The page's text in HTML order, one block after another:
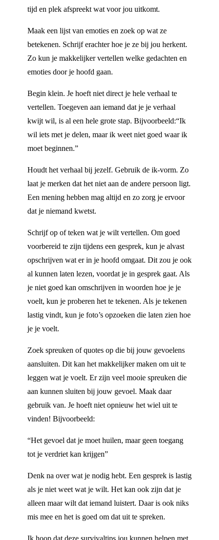
tijd en plek afspreekt wat voor jou uitkomt.
Maak een lijst van emoties en zoek op wat ze
betekenen. Schrijf erachter hoe je ze bij jou herkent.
Zo kun je makkelijker vertellen welke gedachten en
emoties door je hoofd gaan.
Begin klein. Je hoeft niet direct je hele verhaal te
vertellen. Toegeven aan iemand dat je je verhaal
kwijt wil, is al een hele grote stap. Bijvoorbeeld:“Ik
wil iets met je delen, maar ik weet niet goed waar ik
moet beginnen.”
Houdt het verhaal bij jezelf. Gebruik de ik-vorm. Zo
laat je merken dat het niet aan de andere persoon ligt.
Een mening hebben mag altijd en zo zorg je ervoor
dat je niemand kwetst.
Schrijf op of teken wat je wilt vertellen. Om goed
voorbereid te zijn tijdens een gesprek, kun je alvast
opschrijven wat er in je hoofd omgaat. Dit zou je ook
al kunnen laten lezen, voordat je in gesprek gaat. Als
je niet goed kan omschrijven in woorden hoe je je
voelt, kun je proberen het te tekenen. Als je tekenen
lastig vindt, kun je foto’s opzoeken die laten zien hoe
je je voelt.
Zoek spreuken of quotes op die bij jouw gevoelens
aansluiten. Dit kan het makkelijker maken om uit te
leggen wat je voelt. Er zijn veel mooie spreuken die
aan kunnen sluiten bij jouw gevoel. Maak daar
gebruik van. Je hoeft niet opnieuw het wiel uit te
vinden! Bijvoorbeeld:
“Het gevoel dat je moet huilen, maar geen toegang
tot je verdriet kan krijgen”
Denk na over wat je nodig hebt. Een gesprek is lastig
als je niet weet wat je wilt. Het kan ook zijn dat je
alleen maar wilt dat iemand luistert. Daar is ook niks
mis mee en het is goed om dat uit te spreken.
Ik hoop dat deze survivaltips jou kunnen helpen met